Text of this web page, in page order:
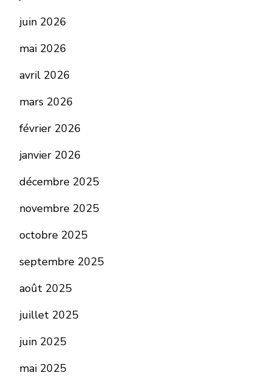
juin 2026
mai 2026
avril 2026
mars 2026
février 2026
janvier 2026
décembre 2025
novembre 2025
octobre 2025
septembre 2025
août 2025
juillet 2025
juin 2025
mai 2025